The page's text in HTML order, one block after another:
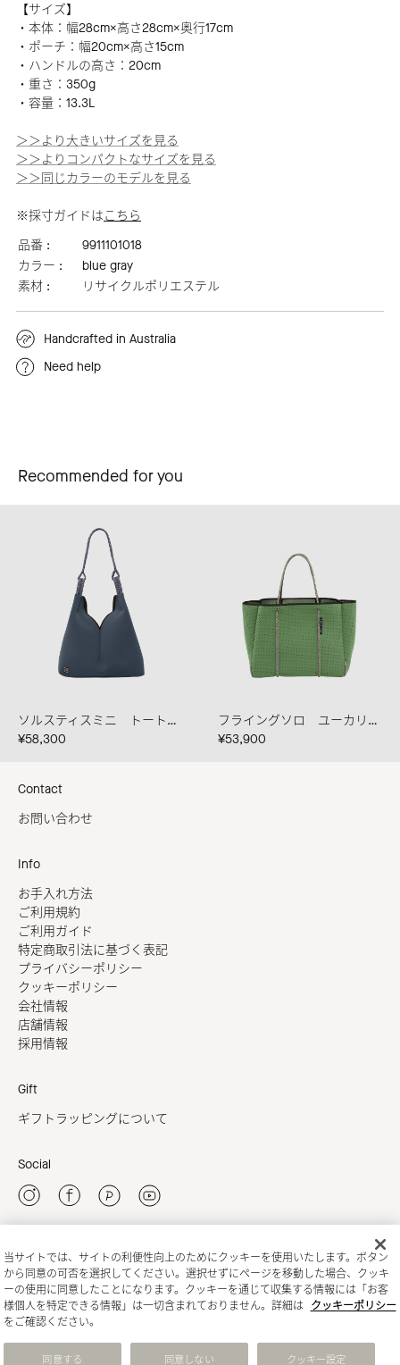
【サイズ】
・本体：幅28cm×高さ28cm×奥行17cm
・ポーチ：幅20cm×高さ15cm
・ハンドルの高さ：20cm
・重さ：350g
・容量：13.3L
＞＞より大きいサイズを見る
＞＞よりコンパクトなサイズを見る
＞＞同じカラーのモデルを見る
※採寸ガイドはこちら
品番 :
9911101018
カラー :
blue gray
素材 :
リサイクルポリエステル
Handcrafted in Australia
Need help
Recommended for you
ソルスティスミニ トート ピューター
¥58,300
フライングソロ ユーカリプタス/シーソルト
¥53,900
Contact
お問い合わせ
Info
お手入れ方法
ご利用規約
ご利用ガイド
特定商取引法に基づく表記
プライバシーポリシー
クッキーポリシー
会社情報
店舗情報
採用情報
Gift
ギフトラッピングについて
Social
新規会員登録
当サイトでは、サイトの利便性向上のためにクッキーを使用いたします。ボタン
から同意の可否を選択してください。選択せずにページを移動した場合、クッキ
ーの使用に同意したことになります。クッキーを通じて収集する情報には「お客
様個人を特定できる情報」は一切含まれておりません。詳細は
クッキーポリシー
をご確認ください。
クッキー設定
同意しない
同意する